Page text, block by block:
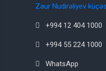
Zaur Nudirəliyev
+994 12 404 1000
+994 55 224 1000
WhatsApp